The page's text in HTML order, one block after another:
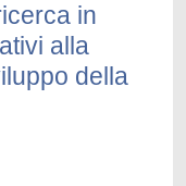
in
alla
della